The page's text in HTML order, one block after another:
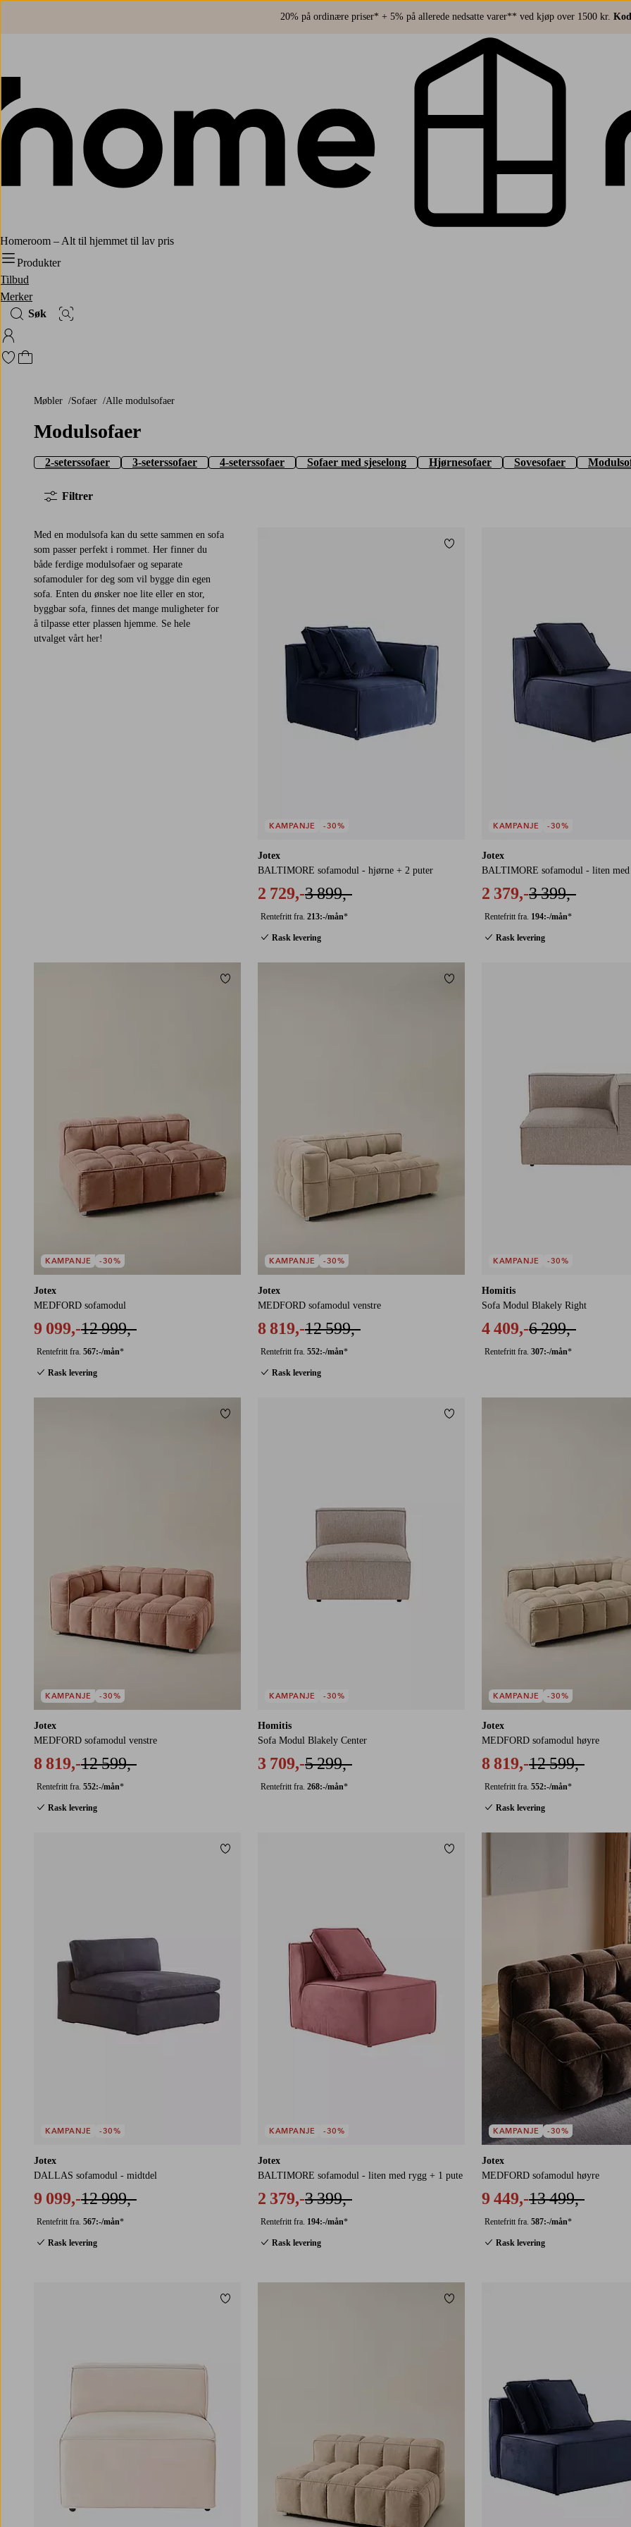
20% på ordinære priser* + 5% på allerede nedsatte varer** ved kjøp over 1500 kr.
Homeroom – Alt til hjemmet til lav pris
Produkter
Tilbud
Merker
Søk
Bildesøk
Logg på Homeroom
Gå til favorittmerkede produkter
Gå til handlekurven
Møbler Sofaer Alle modulsofaer
Modulsofaer
2-seterssofaer 3-seterssofaer 4-seterssofaer Sofaer med sjeselong Hjørnesofaer Sovesofaer
Filtrer
Med en modulsofa kan du sette sammen en sofa
som passer perfekt i rommet. Her finner du
både ferdige modulsofaer og separate
sofamoduler for deg som vil bygge din egen
sofa. Enten du ønsker noe lite eller en stor,
byggbar sofa, finnes det mange muligheter for
å tilpasse etter plassen hjemme. Se hele
utvalget vårt her!
Jotex
BALTIMORE sofamodul - hjørne + 2 puter
2 729,-3 899,-
Rentefritt fra. 213:-/mån*
Rask levering
KAMPANJE -30%
Legg til favoritter
Jotex
BALTIMORE sofamodul - liten
2 379,-3 399,-
Rentefritt fra. 194:-/mån*
Rask levering
KAMPANJE -30%
Jotex
MEDFORD sofamodul
9 099,-12 999,-
Rentefritt fra. 567:-/mån*
Rask levering
KAMPANJE -30%
Legg til favoritter
Jotex
MEDFORD sofamodul venstre
8 819,-12 599,-
Rentefritt fra. 552:-/mån*
Rask levering
KAMPANJE -30%
Legg til favoritter
Homitis
Sofa Modul Blakely Right
4 409,-6 299,-
Rentefritt fra. 307:-/mån*
KAMPANJE -30%
Jotex
MEDFORD sofamodul venstre
8 819,-12 599,-
Rentefritt fra. 552:-/mån*
Rask levering
KAMPANJE -30%
Legg til favoritter
Homitis
Sofa Modul Blakely Center
3 709,-5 299,-
Rentefritt fra. 268:-/mån*
KAMPANJE -30%
Legg til favoritter
Jotex
MEDFORD sofamodul høyre
8 819,-12 599,-
Rentefritt fra. 552:-/mån*
Rask levering
KAMPANJE -30%
Jotex
DALLAS sofamodul - midtdel
9 099,-12 999,-
Rentefritt fra. 567:-/mån*
Rask levering
KAMPANJE -30%
Legg til favoritter
Jotex
BALTIMORE sofamodul - liten med rygg + 1 pute
2 379,-3 399,-
Rentefritt fra. 194:-/mån*
Rask levering
KAMPANJE -30%
Legg til favoritter
Jotex
MEDFORD sofamodul høyre
9 449,-13 499,-
Rentefritt fra. 587:-/mån*
Rask levering
KAMPANJE -30%
Legg til favoritter Legg til favoritter